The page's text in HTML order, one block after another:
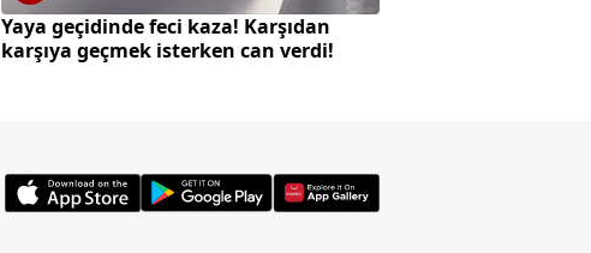
Yaya geçidinde feci kaza! Karşıdan
karşıya geçmek isterken can verdi!